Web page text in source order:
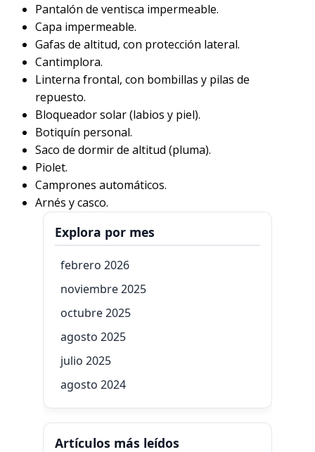
Pantalón de ventisca impermeable.
Capa impermeable.
Gafas de altitud, con protección lateral.
Cantimplora.
Linterna frontal, con bombillas y pilas de
repuesto.
Bloqueador solar (labios y piel).
Botiquín personal.
Saco de dormir de altitud (pluma).
Piolet.
Camprones automáticos.
Arnés y casco.
Explora por mes
febrero 2026
noviembre 2025
octubre 2025
agosto 2025
julio 2025
agosto 2024
Artículos más leídos